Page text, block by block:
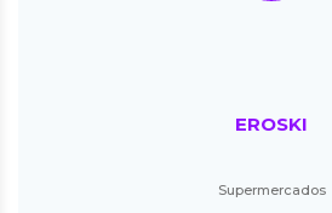
EROSKI
Supermercados